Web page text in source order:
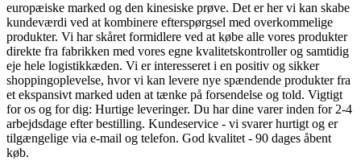
europæiske marked og den kinesiske prøve. Det er her vi kan skabe
kundeværdi ved at kombinere efterspørgsel med overkommelige
produkter. Vi har skåret formidlere ved at købe alle vores produkter
direkte fra fabrikken med vores egne kvalitetskontroller og samtidig
eje hele logistikkæden. Vi er interesseret i en positiv og sikker
shoppingoplevelse, hvor vi kan levere nye spændende produkter fra
et ekspansivt marked uden at tænke på forsendelse og told. Vigtigt
for os og for dig: Hurtige leveringer. Du har dine varer inden for 2-4
arbejdsdage efter bestilling. Kundeservice - vi svarer hurtigt og er
tilgængelige via e-mail og telefon. God kvalitet - 90 dages åbent
køb.